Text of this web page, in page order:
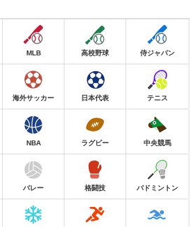
MLB 高校野球 侍ジャパン
海外サッカー 日本代表 テニス
NBA ラグビー 中央競馬
バレー 格闘技 バドミントン